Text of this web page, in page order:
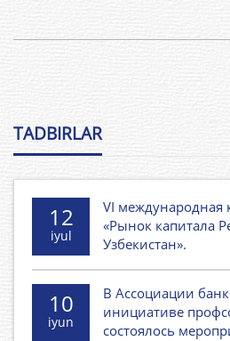
TADBIRLAR
12
iyul
VI международная
«Рынок капитала
Узбекистан».
10
iyun
В Ассоциации
инициативе
состоялось